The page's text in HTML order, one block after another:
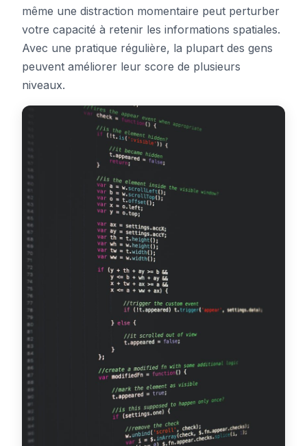
même une distraction momentaire peut perturber
votre capacité à retenir les informations spatiales.
Avec une pratique régulière, la plupart des gens
peuvent améliorer leur score de plusieurs
niveaux.